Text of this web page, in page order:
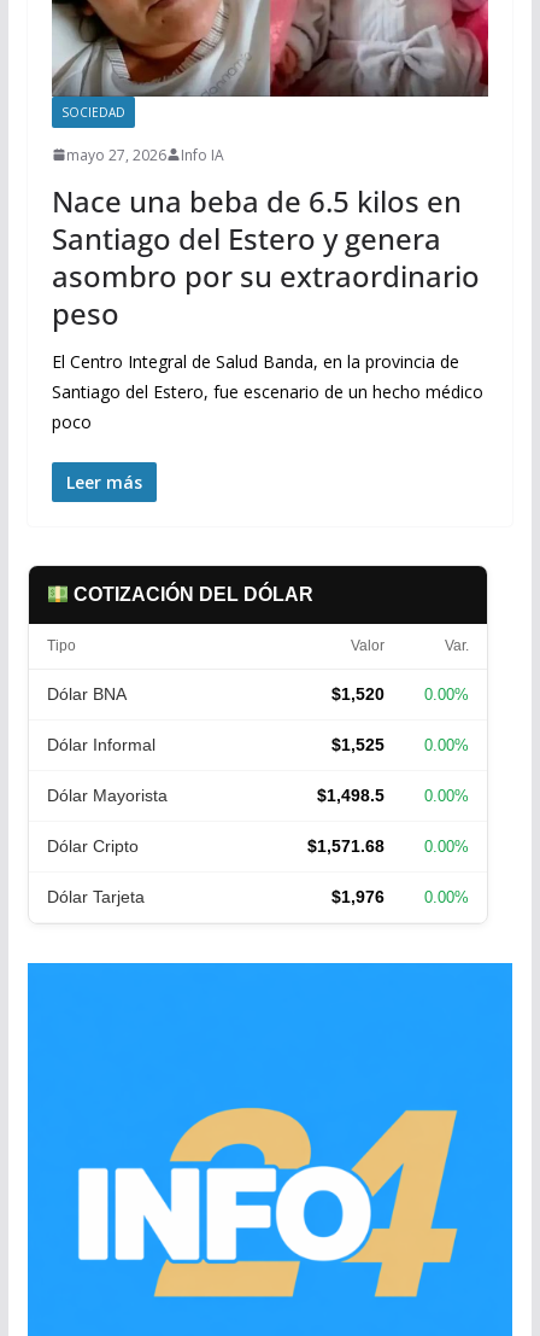
SOCIEDAD
mayo 27, 2026 Info IA
Nace una beba de 6.5 kilos en
Santiago del Estero y genera
asombro por su extraordinario
peso
El Centro Integral de Salud Banda, en la provincia de
Santiago del Estero, fue escenario de un hecho médico
poco
Leer más
COTIZACIÓN DEL DÓLAR
Tipo Valor Var.
Dólar BNA $1,520 0.00%
Dólar Informal $1,525 0.00%
Dólar Mayorista $1,498.5 0.00%
Dólar Cripto $1,571.68 0.00%
Dólar Tarjeta $1,976 0.00%